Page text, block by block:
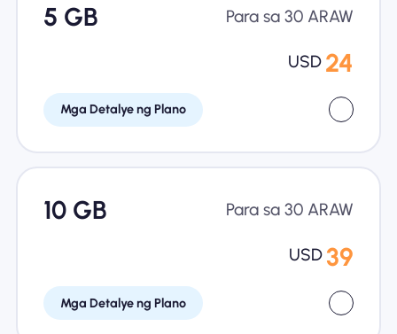
5 GB Para sa 30 ARAW
USD 24
Mga Detalye ng Plano
10 GB Para sa 30 ARAW
USD 39
Mga Detalye ng Plano